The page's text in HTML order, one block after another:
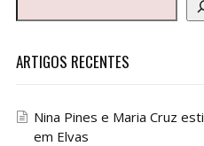
ARTIGOS RECENTES
Nina Pines e Maria Cruz
em Elvas